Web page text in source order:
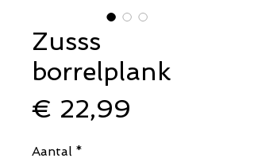
Zusss
borrelplank
€ 22,99
Aantal *